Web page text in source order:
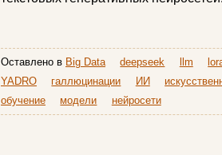
Оставлено в Big Data deepseek llm
YADRO
галлюцинации ИИ
обучение
модели нейросети